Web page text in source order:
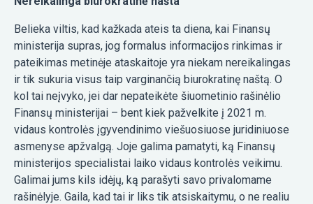
Belieka viltis, kad kažkada ateis ta diena, kai Finansų
ministerija supras, jog formalus informacijos rinkimas ir
pateikimas metinėje ataskaitoje yra niekam nereikalingas
ir tik sukuria visus taip varginančią biurokratinę naštą. O
kol tai neįvyko, jei dar nepateikėte šiuometinio rašinėlio
Finansų ministerijai – bent kiek pažvelkite į 2021 m.
vidaus kontrolės įgyvendinimo viešuosiuose juridiniuose
asmenyse apžvalgą. Joje galima pamatyti, ką Finansų
ministerijos specialistai laiko vidaus kontrolės veikimu.
Galimai jums kils idėjų, ką parašyti savo privalomame
rašinėlyje. Gaila, kad tai ir liks tik atsiskaitymu, o ne realiu